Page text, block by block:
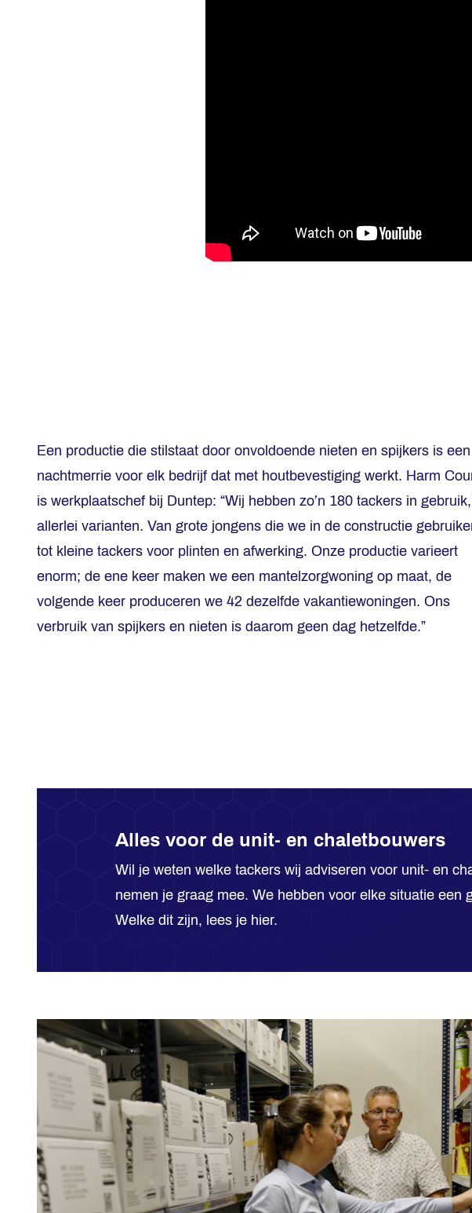
Een productie die stilstaat door onvoldoende nieten en spijkers is een
nachtmerrie voor elk bedrijf dat met houtbevestiging werkt. Harm
is werkplaatschef bij Duntep: “Wij hebben zo’n 180 tackers in
allerlei varianten. Van grote jongens die we in de constructie
tot kleine tackers voor plinten en afwerking. Onze productie varieert
enorm; de ene keer maken we een mantelzorgwoning op maat, de
volgende keer produceren we 42 dezelfde vakantiewoningen. Ons
verbruik van spijkers en nieten is daarom geen dag hetzelfde.”
Alles voor de unit- en chaletbouwers
Wil je weten welke tackers wij adviseren voor unit- en
nemen je graag mee. We hebben voor elke situatie een
Welke dit zijn, lees je hier.